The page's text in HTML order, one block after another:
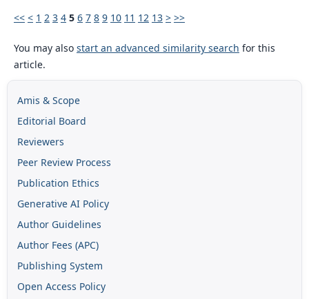
<< < 1 2 3 4 5 6 7 8 9 10 11 12 13 > >>
You may also start an advanced similarity search for this
article.
Amis & Scope
Editorial Board
Reviewers
Peer Review Process
Publication Ethics
Generative AI Policy
Author Guidelines
Author Fees (APC)
Publishing System
Open Access Policy